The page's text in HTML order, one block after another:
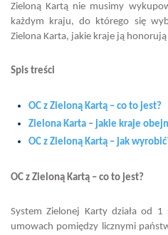
Zieloną Kartą nie musimy
każdym kraju, do którego się
Zielona Karta, jakie kraje ją
Spis treści
OC z Zieloną Kartą – co to jest?
Zielona Karta – jakie kraje
OC z Zieloną Kartą – jak
OC z Zieloną Kartą – co to jest?
System Zielonej Karty działa od
umowach pomiędzy licznymi